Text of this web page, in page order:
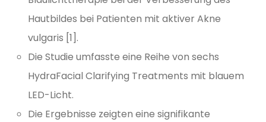
Hautbildes bei Patienten mit aktiver Akne
vulgaris [1].
Die Studie umfasste eine Reihe von sechs
HydraFacial Clarifying Treatments mit blauem
LED-Licht.
Die Ergebnisse zeigten eine signifikante